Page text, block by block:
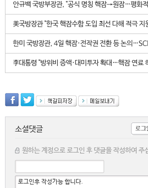
안규백 국방부장관, "공식 명칭 핵잠→원잠…평화
美국방장관 "한국 핵잠수함 도입 최선 다해 적극 지
한미 국방장관, 4일 핵잠·전작권 전환 등 논의
李대통령 "방위비 증액·대미투자 확대…핵잠 연료
소셜댓글
원하는 계정으로 로그인 후 댓글을 작성하여 주